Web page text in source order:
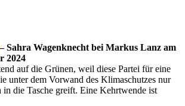
Sahra Wagenknecht bei Markus Lanz am
2024
auf die Grünen, weil diese Partei für eine
unter dem Vorwand des Klimaschutzes nur
in die Tasche greift. Eine Kehrtwende ist